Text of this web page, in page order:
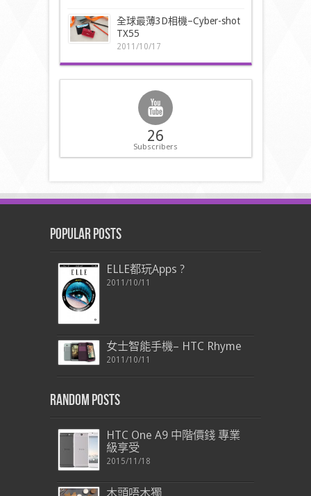
全球最薄3D相機–Cyber-shot
TX55
2011/10/17
26
Subscribers
Popular Posts
ELLE都玩Apps ?
2011/10/11
女士智能手機– HTC Rhyme
2011/10/11
Random Posts
HTC One A9 中階價錢 專業
級享受
2015/11/18
木頭唔木獨